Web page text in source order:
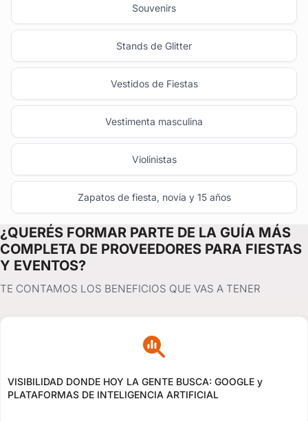
Souvenirs
Stands de Glitter
Vestidos de Fiestas
Vestimenta masculina
Violinistas
Zapatos de fiesta, novia y 15 años
¿QUERÉS FORMAR PARTE DE LA GUÍA MÁS
COMPLETA DE PROVEEDORES PARA FIESTAS
Y EVENTOS?
TE CONTAMOS LOS BENEFICIOS QUE VAS A TENER
VISIBILIDAD DONDE HOY LA GENTE BUSCA: GOOGLE y
PLATAFORMAS DE INTELIGENCIA ARTIFICIAL